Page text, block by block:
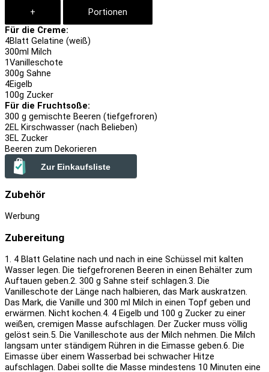
Für die Creme:
4Blatt Gelatine (weiß)
300ml Milch
1Vanilleschote
300g Sahne
4Eigelb
100g Zucker
Für die Fruchtsoße:
300 g gemischte Beeren (tiefgefroren)
2EL Kirschwasser (nach Belieben)
3EL Zucker
Beeren zum Dekorieren
Zur Einkaufsliste
Zubehör
Werbung
Zubereitung
1. 4 Blatt Gelatine nach und nach in eine Schüssel mit kalten
Wasser legen. Die tiefgefrorenen Beeren in einen Behälter zum
Auftauen geben.2. 300 g Sahne steif schlagen.3. Die
Vanilleschote der Länge nach halbieren, das Mark auskratzen.
Das Mark, die Vanille und 300 ml Milch in einen Topf geben und
erwärmen. Nicht kochen.4. 4 Eigelb und 100 g Zucker zu einer
weißen, cremigen Masse aufschlagen. Der Zucker muss völlig
gelöst sein.5. Die Vanilleschote aus der Milch nehmen. Die Milch
langsam unter ständigem Rühren in die Eimasse geben.6. Die
Eimasse über einem Wasserbad bei schwacher Hitze
aufschlagen. Dabei sollte die Masse mindestens 10 Minuten eine